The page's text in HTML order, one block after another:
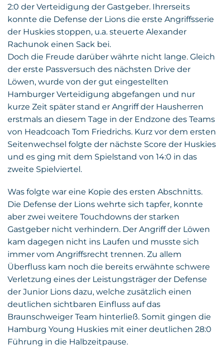
2:0 der Verteidigung der Gastgeber. Ihrerseits
konnte die Defense der Lions die erste Angriffsserie
der Huskies stoppen, u.a. steuerte Alexander
Rachunok einen Sack bei.
Doch die Freude darüber währte nicht lange. Gleich
der erste Passversuch des nächsten Drive der
Löwen, wurde von der gut eingestellten
Hamburger Verteidigung abgefangen und nur
kurze Zeit später stand er Angriff der Hausherren
erstmals an diesem Tage in der Endzone des Teams
von Headcoach Tom Friedrichs. Kurz vor dem ersten
Seitenwechsel folgte der nächste Score der Huskies
und es ging mit dem Spielstand von 14:0 in das
zweite Spielviertel.
Was folgte war eine Kopie des ersten Abschnitts.
Die Defense der Lions wehrte sich tapfer, konnte
aber zwei weitere Touchdowns der starken
Gastgeber nicht verhindern. Der Angriff der Löwen
kam dagegen nicht ins Laufen und musste sich
immer vom Angriffsrecht trennen. Zu allem
Überfluss kam noch die bereits erwähnte schwere
Verletzung eines der Leistungsträger der Defense
der Junior Lions dazu, welche zusätzlich einen
deutlichen sichtbaren Einfluss auf das
Braunschweiger Team hinterließ. Somit gingen die
Hamburg Young Huskies mit einer deutlichen 28:0
Führung in die Halbzeitpause.